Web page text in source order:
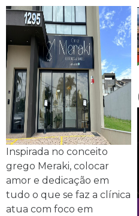
Inspirada no conceito
grego Meraki, colocar
amor e dedicação em
tudo o que se faz a clínica
atua com foco em